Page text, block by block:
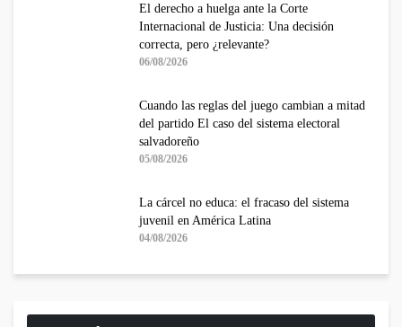
El derecho a huelga ante la Corte
Internacional de Justicia: Una decisión
correcta, pero ¿relevante?
06/08/2026
Cuando las reglas del juego cambian a mitad
del partido El caso del sistema electoral
salvadoreño
05/08/2026
La cárcel no educa: el fracaso del sistema
juvenil en América Latina
04/08/2026